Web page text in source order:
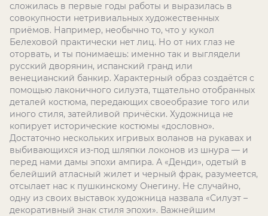
сложилась в первые годы работы и выразилась в
совокупности нетривиальных художественных
приёмов. Например, необычно то, что у кукол
Белеховой практически нет лиц. Но от них глаз не
оторвать, и ты понимаешь: именно так и выглядели
русский дворянин, испанский гранд или
венецианский банкир. Характерный образ создаётся с
помощью лаконичного силуэта, тщательно отобранных
деталей костюма, передающих своеобразие того или
иного стиля, затейливой причёски. Художница не
копирует исторические костюмы «дословно».
Достаточно нескольких игривых воланов на рукавах и
выбивающихся из-под шляпки локонов из шнура — и
перед нами дамы эпохи ампира. А «Денди», одетый в
белейший атласный жилет и черный фрак, разумеется,
отсылает нас к пушкинскому Онегину. Не случайно,
одну из своих выставок художница назвала «Силуэт –
декоративный знак стиля эпохи». Важнейшим